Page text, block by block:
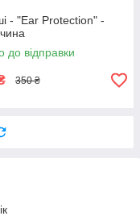
- "Ear Protection" -
до відправки
350 ₴